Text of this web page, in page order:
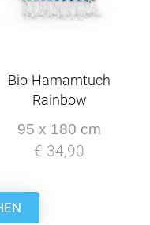
Bio-Hamamtuch
Rainbow
95 x 180 cm
€ 34,90